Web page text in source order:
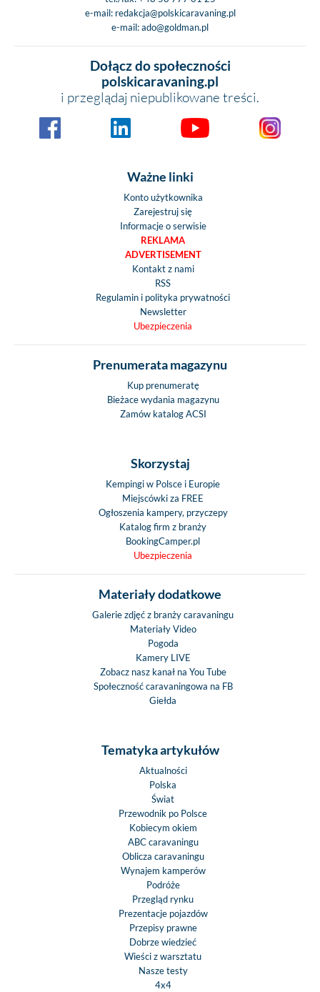
e-mail: redakcja@polskicaravaning.pl
e-mail:ado@goldman.pl
Dołącz do społeczności
polskicaravaning.pl
i przeglądaj niepublikowane treści.
Ważne linki
Konto użytkownika
Zarejestruj się
Informacje o serwisie
REKLAMA
ADVERTISEMENT
Kontakt z nami
RSS
Regulamin i polityka prywatności
Newsletter
Ubezpieczenia
Prenumerata magazynu
Kup prenumeratę
Bieżace wydania magazynu
Zamów katalog ACSI
Skorzystaj
Kempingi w Polsce i Europie
Miejscówki za FREE
Ogłoszenia kampery, przyczepy
Katalog firm z branży
BookingCamper.pl
Ubezpieczenia
Materiały dodatkowe
Galerie zdjęć z branży caravaningu
Materiały Video
Pogoda
Kamery LIVE
Zobacz nasz kanał na You Tube
Społeczność caravaningowa na FB
Giełda
Tematyka artykułów
Aktualności
Polska
Świat
Przewodnik po Polsce
Kobiecym okiem
ABC caravaningu
Oblicza caravaningu
Wynajem kamperów
Podróże
Przegląd rynku
Prezentacje pojazdów
Przepisy prawne
Dobrze wiedzieć
Wieści z warsztatu
Nasze testy
4x4